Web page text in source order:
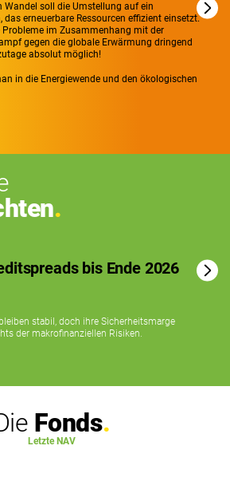
IN 1 MINUTE
Wandel soll die Umstellung auf ein
das erneuerbare Ressourcen effizient einsetzt.
Probleme im Zusammenhang mit der
gegen die globale Erwärmung dringend
absolut möglich!
in die Energiewende und den ökologischen
bis Ende 2026
stabil, doch ihre Sicherheitsmarge
der makrofinanziellen Risiken.
Fonds
Letzte NAV